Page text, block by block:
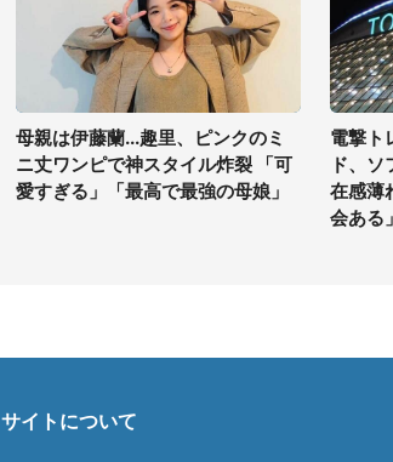
母親は伊藤蘭...趣里、ピンクのミ
ニ丈ワンピで神スタイル炸裂 「可
愛すぎる」「最高で最強の母娘」
電撃ト
ド、
在感薄
会ある
サイトについて